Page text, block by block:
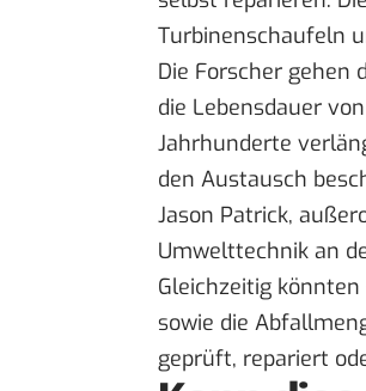
Turbinenschaufeln
Die Forscher gehen
die Lebensdauer
Jahrhunderte
den Austausch
Jason Patrick,
Umwelttechnik an
Gleichzeitig
sowie die
geprüft, repariert